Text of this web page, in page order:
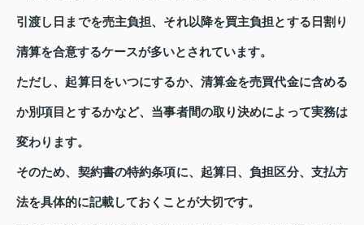
引渡し日までを売主負担、それ以降を買主負担とする日割り
清算を合意するケースが多いとされています。
ただし、起算日をいつにするか、清算金を売買代金に含める
か別項目とするかなど、当事者間の取り決めによって実務は
変わります。
そのため、契約書の特約条項に、起算日、負担区分、支払方
法を具体的に記載しておくことが大切です。